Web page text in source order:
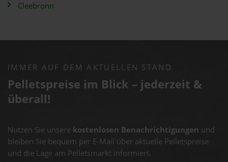
Cleebronn
IMMER AUF DEM AKTUELLEN STAND
Pelletspreise im Blick – jederzeit &
überall!
Nutzen Sie unsere kostenlosen Benachrichtigungen und
bleiben Sie bequem per E-Mail über aktuelle Pelletspreise
und die Lage am Pelletsmarkt informiert.